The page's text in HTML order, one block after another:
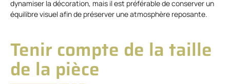
dynamiser la décoration, mais il est préférable de conserver un
équilibre visuel afin de préserver une atmosphère reposante.
Tenir compte de la taille
de la pièce